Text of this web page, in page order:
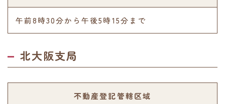
午前8時30分から午後5時15分まで
北大阪支局
不動産登記管轄区域